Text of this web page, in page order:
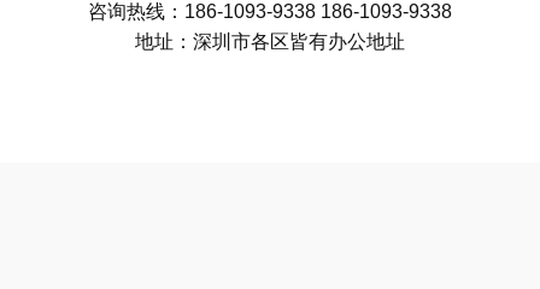
咨询热线：186-1093-9338 186-1093-9338
地址：深圳市各区皆有办公地址